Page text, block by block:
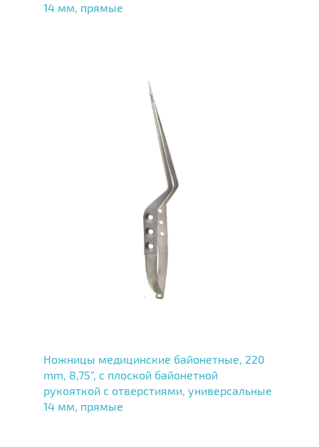
14 мм, прямые
Ножницы медицинские байонетные, 220
mm, 8,75”, с плоской байонетной
рукояткой с отверстиями, универсальные
14 мм, прямые